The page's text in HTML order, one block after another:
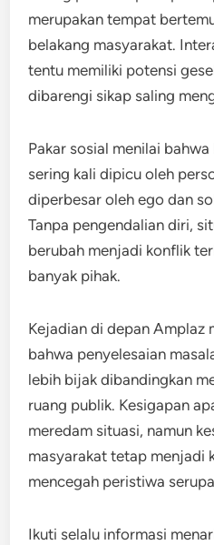
merupakan tempat
belakang masyarakat.
tentu memiliki potensi
dibarengi sikap saling
Pakar sosial menilai
sering kali dipicu oleh
diperbesar oleh ego dan
Tanpa pengendalian diri,
berubah menjadi konflik
banyak pihak.
Kejadian di depan Amplaz
bahwa penyelesaian
lebih bijak dibandingkan
ruang publik. Kesigapan
meredam situasi, namun
masyarakat tetap menjadi
mencegah peristiwa
Ikuti selalu informasi